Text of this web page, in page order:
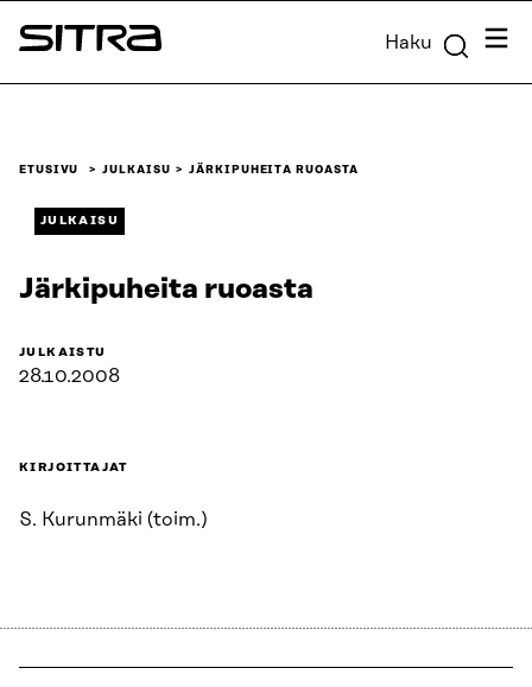
Siirry
suoraan
Sitra Haku
ETUSIVU JULKAISU JÄRKIPUHEITA RUOASTA
JULKAISU
Järkipuheita ruoasta
JULKAISTU
28.10.2008
KIRJOITTAJAT
S. Kurunmäki (toim.)